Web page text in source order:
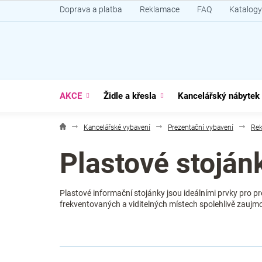
na
Doprava a platba Reklamace FAQ Katalogy
AKCE Židle a křesla Kancelářský nábytek
Kancelářské vybavení Prezentační vybavení
Plastové
Plastové informační stojánky jsou ideálními prvky pro
frekventovaných a viditelných místech spolehlivě